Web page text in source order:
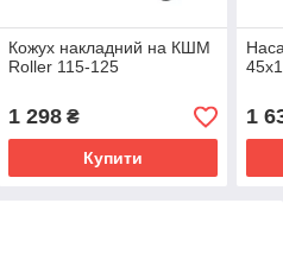
Кожух накладний на КШМ
Roller 115-125
1 298₴
Купити
1